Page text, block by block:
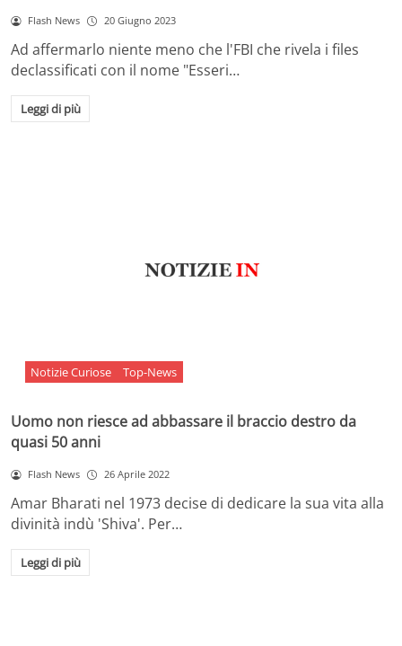
Flash News 20 Giugno 2023
Ad affermarlo niente meno che l'FBI che rivela i files
declassificati con il nome "Esseri…
Leggi di più
Notizie Curiose Top-News
Uomo non riesce ad abbassare il braccio destro da
quasi 50 anni
Flash News 26 Aprile 2022
Amar Bharati nel 1973 decise di dedicare la sua vita alla
divinità indù 'Shiva'. Per…
Leggi di più